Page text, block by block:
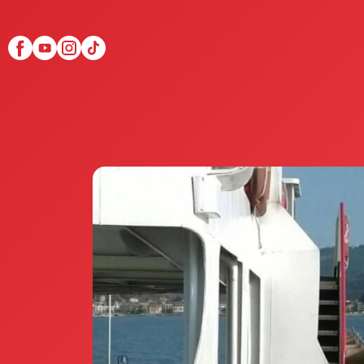
Scopri Club di Più
Le testimonianze
La fondatrice Valeria